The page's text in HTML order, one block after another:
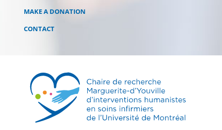
MAKE A DONATION
CONTACT